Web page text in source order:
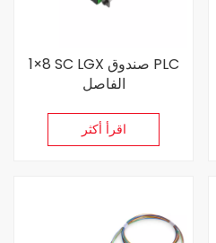
1×8 SC LGX صندوق PLC
الفاصل
اقرأ أكثر